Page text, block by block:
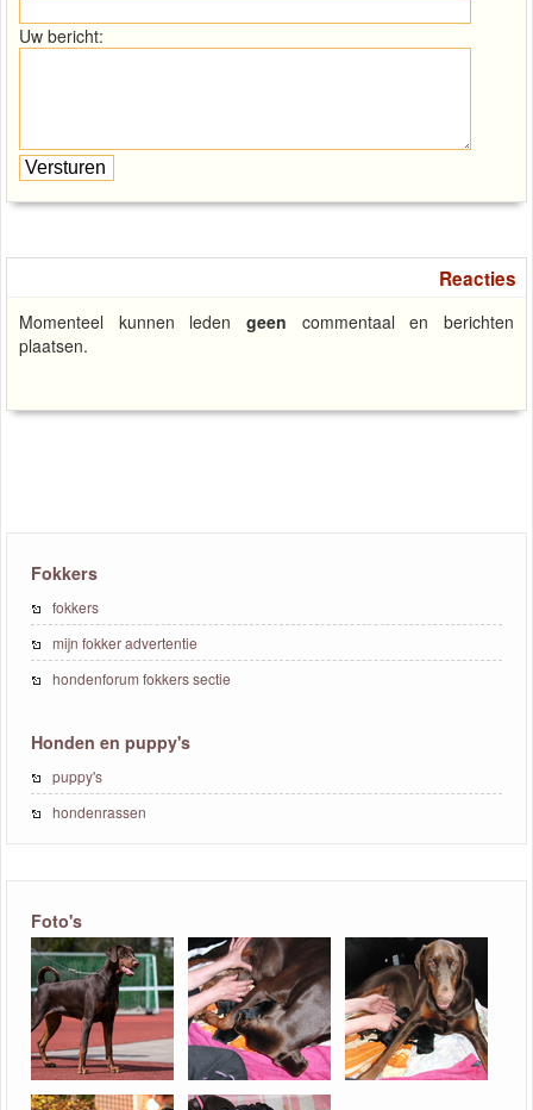
Uw bericht:
Reacties
Momenteel kunnen leden geen commentaal en berichten
plaatsen.
Fokkers
fokkers
mijn fokker advertentie
hondenforum fokkers sectie
Honden en puppy's
puppy's
hondenrassen
Foto's